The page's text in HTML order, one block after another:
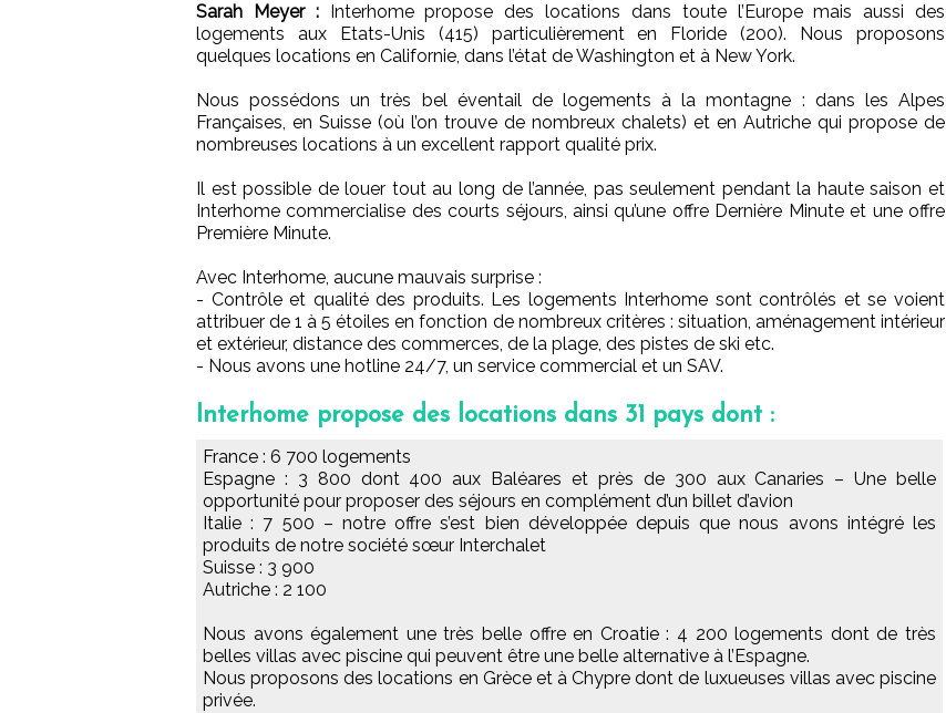
Sarah Meyer :Interhome propose des locations dans toute l’Europe mais aussi des
logements aux Etats-Unis (415) particulièrement en Floride (200). Nous proposons
quelques locations en Californie, dans l’état de Washington et à New York.
Nous possédons un très bel éventail de logements à la montagne : dans les Alpes
Françaises, en Suisse (où l’on trouve de nombreux chalets) et en Autriche qui propose de
nombreuses locations à un excellent rapport qualité prix.
Il est possible de louer tout au long de l’année, pas seulement pendant la haute saison et
Interhome commercialise des courts séjours, ainsi qu’une offre Dernière Minute et une offre
Première Minute.
Avec Interhome, aucune mauvais surprise :
- Contrôle et qualité des produits. Les logements Interhome sont contrôlés et se voient
attribuer de 1 à 5 étoiles en fonction de nombreux critères : situation, aménagement intérieur
et extérieur, distance des commerces, de la plage, des pistes de ski etc.
- Nous avons une hotline 24/7, un service commercial et un SAV.
Interhome propose des locations dans 31 pays dont :
France : 6 700 logements
Espagne : 3 800 dont 400 aux Baléares et près de 300 aux Canaries – Une belle
opportunité pour proposer des séjours en complément d’un billet d’avion
Italie : 7 500 – notre offre s’est bien développée depuis que nous avons intégré les
produits de notre société sœur Interchalet
Suisse : 3 900
Autriche : 2 100
Nous avons également une très belle offre en Croatie : 4 200 logements dont de très
belles villas avec piscine qui peuvent être une belle alternative à l’Espagne.
Nous proposons des locations en Grèce et à Chypre dont de luxueuses villas avec piscine
privée.